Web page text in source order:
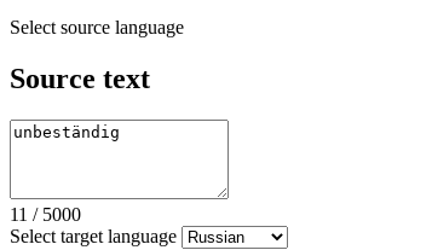
Select source language
Source text
11 / 5000
Select target language